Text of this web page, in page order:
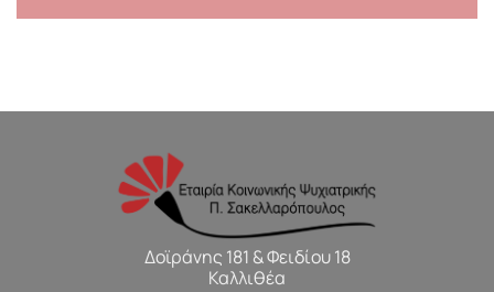
Δοϊράνης 181 & Φειδίου 18
Καλλιθέα